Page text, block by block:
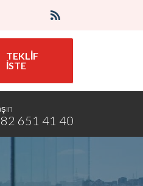
TEKLİF
İSTE
651 41 40